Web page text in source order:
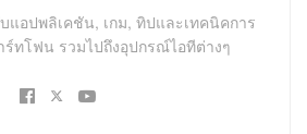
แอปพลิเคชัน, เกม, ทิปและเทคนิคการ
ทโฟน รวมไปถึงอุปกรณ์ไอทีต่างๆ